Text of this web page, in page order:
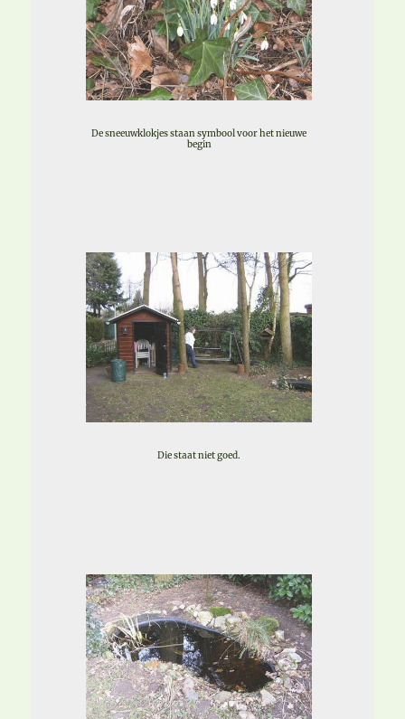
De sneeuwklokjes staan symbool voor het nieuwe
begin
Die staat niet goed.